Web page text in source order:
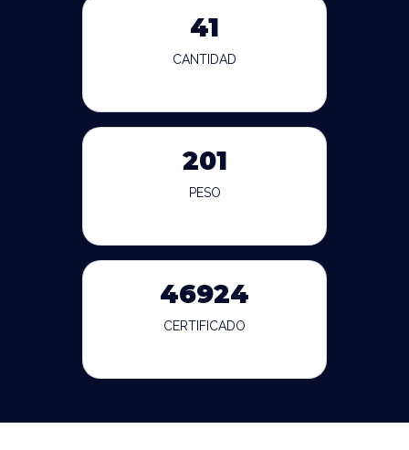
41
CANTIDAD
201
PESO
46924
CERTIFICADO